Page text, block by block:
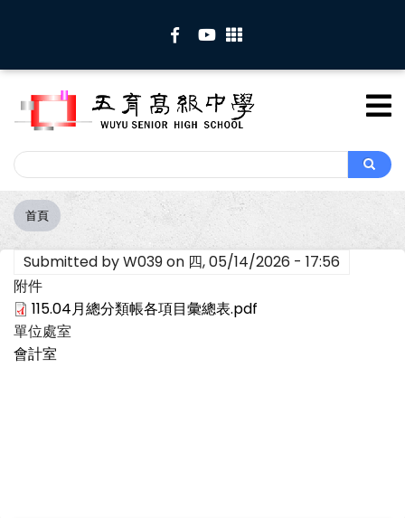
內
Search
Search
導
航
連
結
首頁
Submitted byW039on 四, 05/14/2026 - 17:56
附件
115.04月總分類帳各項目彙總表.pdf
單位處室
會計室